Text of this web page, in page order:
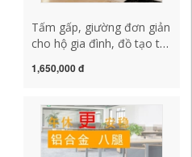
Tấm gấp, giường đơn giản
cho hộ gia đình, đồ tạo tác
giường nhỏ di động, nhà
dành cho người lớn
1,650,000 đ